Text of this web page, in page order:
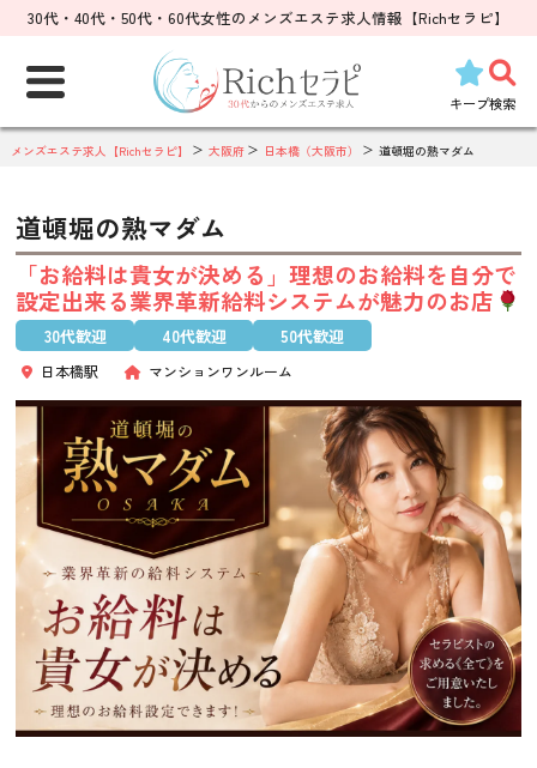
30代・40代・50代・60代女性のメンズエステ求人情報【Richセラピ】
キープ検索
索:
メンズエステ求人【Richセラピ】 大阪府 日本橋（大阪市） 道頓堀の熟マダム
道頓堀の熟マダム
「お給料は貴女が決める」理想のお給料を自分で
設定出来る業界革新給料システムが魅力のお店
30代歓迎 40代歓迎 50代歓迎
日本橋駅 マンションワンルーム